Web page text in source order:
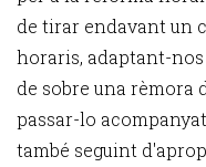
de tirar endavant un
horaris, adaptant-
de sobre una rèmora
passar-lo
també seguint